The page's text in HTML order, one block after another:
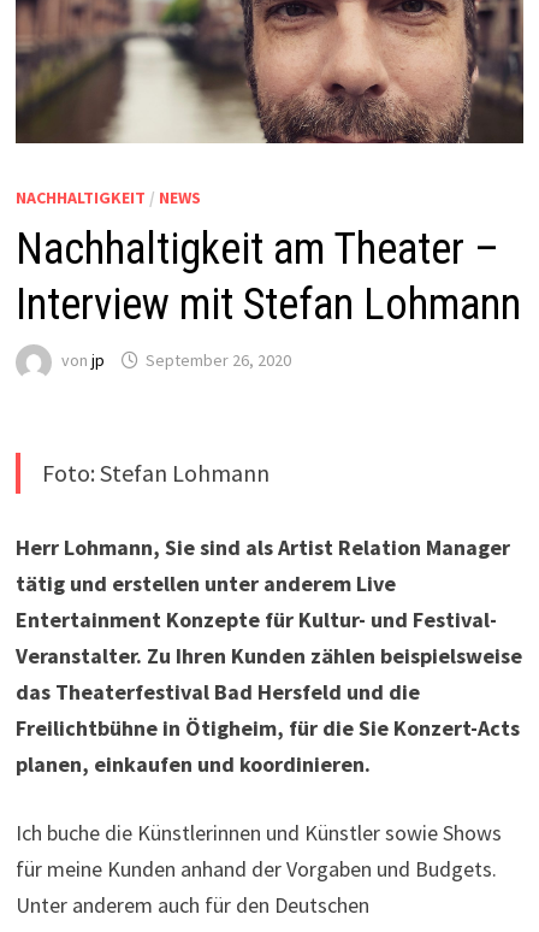
NACHHALTIGKEIT / NEWS
Nachhaltigkeit am Theater –
Interview mit Stefan Lohmann
vonjp September 26, 2020
Foto: Stefan Lohmann
Herr Lohmann, Sie sind als Artist Relation Manager
tätig und erstellen unter anderem Live
Entertainment Konzepte für Kultur- und Festival-
Veranstalter. Zu Ihren Kunden zählen beispielsweise
das Theaterfestival Bad Hersfeld und die
Freilichtbühne in Ötigheim, für die Sie Konzert-Acts
planen, einkaufen und koordinieren.
Ich buche die Künstlerinnen und Künstler sowie Shows
für meine Kunden anhand der Vorgaben und Budgets.
Unter anderem auch für den Deutschen